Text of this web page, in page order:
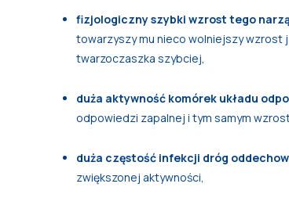
fizjologiczny szybki wzrost tego
towarzyszy mu nieco wolniejszy wzrost
twarzoczaszka szybciej,
duża aktywność komórek układu
odpowiedzi zapalnej i tym samym
duża częstość infekcji dróg
zwiększonej aktywności,